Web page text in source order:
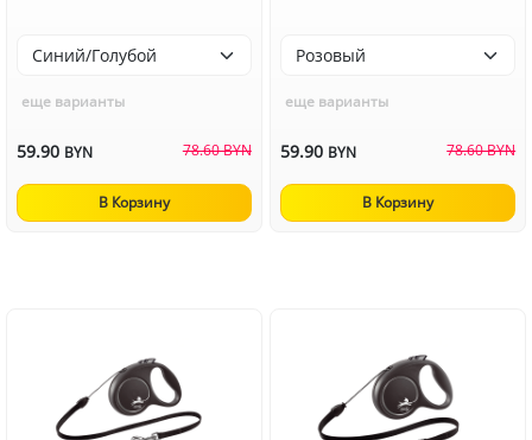
еще варианты
59.90 BYN 78.60 BYN
В Корзину
еще варианты
59.90 BYN 78.60 BYN
В Корзину